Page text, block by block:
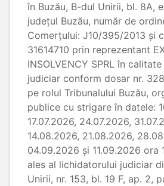
în Buzău, B-dul Unirii, bl. 8A,
județul Buzău, număr de
Comerţului: J10/395/2013 și
31614710 prin reprezentant
INSOLVENCY SPRL în
judiciar conform dosar nr.
pe rolul Tribunalului Buzău,
publice cu strigare în datele:
17.07.2026, 24.07.2026,
14.08.2026, 21.08.2026,
04.09.2026 și 11.09.2026 ora
ales al lichidatorului judiciar
Unirii, nr. 153, bl. 19 F, ap. 2,